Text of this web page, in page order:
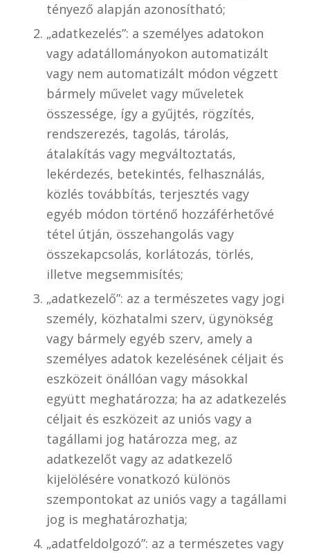
tényező alapján azonosítható;
„adatkezelés”: a személyes adatokon
vagy adatállományokon automatizált
vagy nem automatizált módon végzett
bármely művelet vagy műveletek
összessége, így a gyűjtés, rögzítés,
rendszerezés, tagolás, tárolás,
átalakítás vagy megváltoztatás,
lekérdezés, betekintés, felhasználás,
közlés továbbítás, terjesztés vagy
egyéb módon történő hozzáférhetővé
tétel útján, összehangolás vagy
összekapcsolás, korlátozás, törlés,
illetve megsemmisítés;
„adatkezelő”: az a természetes vagy jogi
személy, közhatalmi szerv, ügynökség
vagy bármely egyéb szerv, amely a
személyes adatok kezelésének céljait és
eszközeit önállóan vagy másokkal
együtt meghatározza; ha az adatkezelés
céljait és eszközeit az uniós vagy a
tagállami jog határozza meg, az
adatkezelőt vagy az adatkezelő
kijelölésére vonatkozó különös
szempontokat az uniós vagy a tagállami
jog is meghatározhatja;
„adatfeldolgozó”: az a természetes vagy